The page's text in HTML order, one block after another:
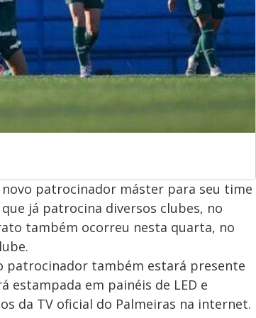
patrocinador máster para seu time
já patrocina diversos clubes, no
também ocorreu nesta quarta, no
patrocinador também estará presente
estampada em painéis de LED e
da TV oficial do Palmeiras na internet.